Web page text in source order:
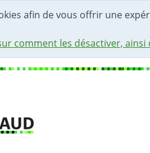
afin de vous offrir une
comment les désactiver,
DE LA PAGE
RECHERCHE